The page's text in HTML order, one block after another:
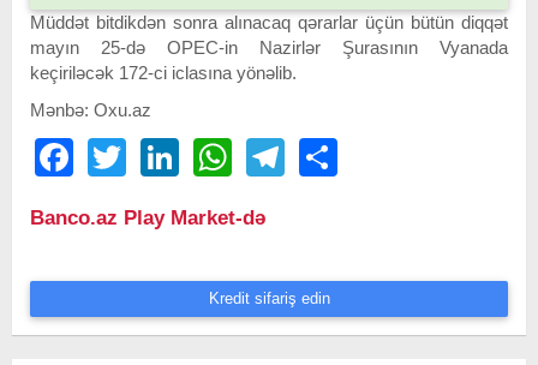
Müddət bitdikdən sonra alınacaq qərarlar üçün bütün diqqət
mayın 25-də OPEC-in Nazirlər Şurasının Vyanada
keçiriləcək 172-ci iclasına yönəlib.
Mənbə: Oxu.az
FacebookTwitter LinkedIn WhatsAppTelegram
Banco.az Play Market-də
Kredit sifariş edin